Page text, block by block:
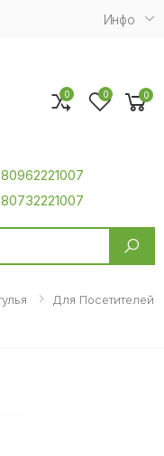
Инфо
0 0 0
Для Посетителей